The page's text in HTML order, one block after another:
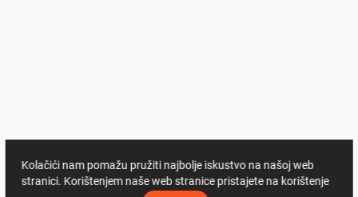
Kolačići nam pomažu pružiti najbolje iskustvo na našoj web
stranici. Korištenjem naše web stranice pristajete na korištenje